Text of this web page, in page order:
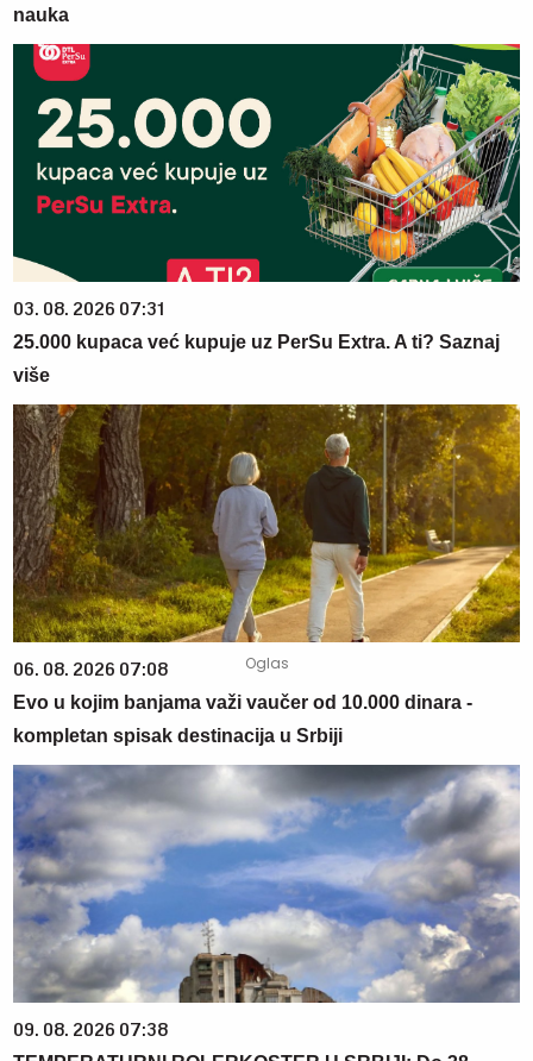
nauka
03. 08. 2026 07:31
25.000 kupaca već kupuje uz PerSu Extra. A ti? Saznaj
više
06. 08. 2026 07:08
Evo u kojim banjama važi vaučer od 10.000 dinara -
kompletan spisak destinacija u Srbiji
09. 08. 2026 07:38